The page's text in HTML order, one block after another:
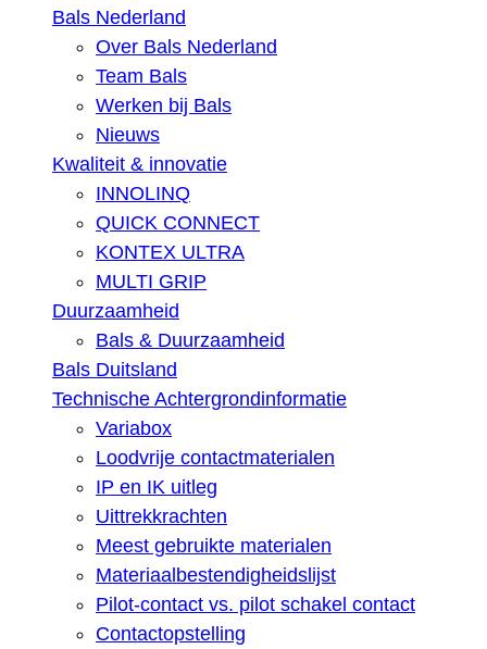
Bals Nederland
Over Bals Nederland
Team Bals
Werken bij Bals
Nieuws
Kwaliteit & innovatie
INNOLINQ
QUICK CONNECT
KONTEX ULTRA
MULTI GRIP
Duurzaamheid
Bals & Duurzaamheid
Bals Duitsland
Technische Achtergrondinformatie
Variabox
Loodvrije contactmaterialen
IP en IK uitleg
Uittrekkrachten
Meest gebruikte materialen
Materiaalbestendigheidslijst
Pilot-contact vs. pilot schakel contact
Contactopstelling